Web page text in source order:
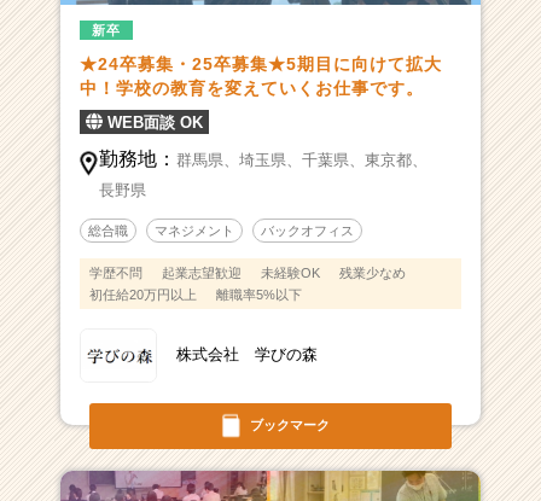
ブックマーク
新卒
★24卒募集・25卒募集★5期目に向けて拡大
中！学校の教育を変えていくお仕事です。
WEB面談 OK
勤務地： 群馬県、 埼玉県、 千葉県、 東京都、
長野県
総合職 マネジメント バックオフィス
学歴不問 起業志望歓迎 未経験OK
残業少なめ
初任給20万円以上
離職率5%以下
株式会社 学びの森